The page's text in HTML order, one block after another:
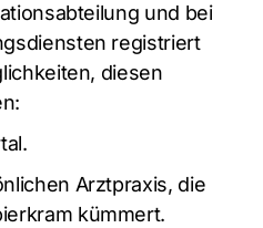
und bei
registriert
diesen
Arztpraxis, die
kümmert.